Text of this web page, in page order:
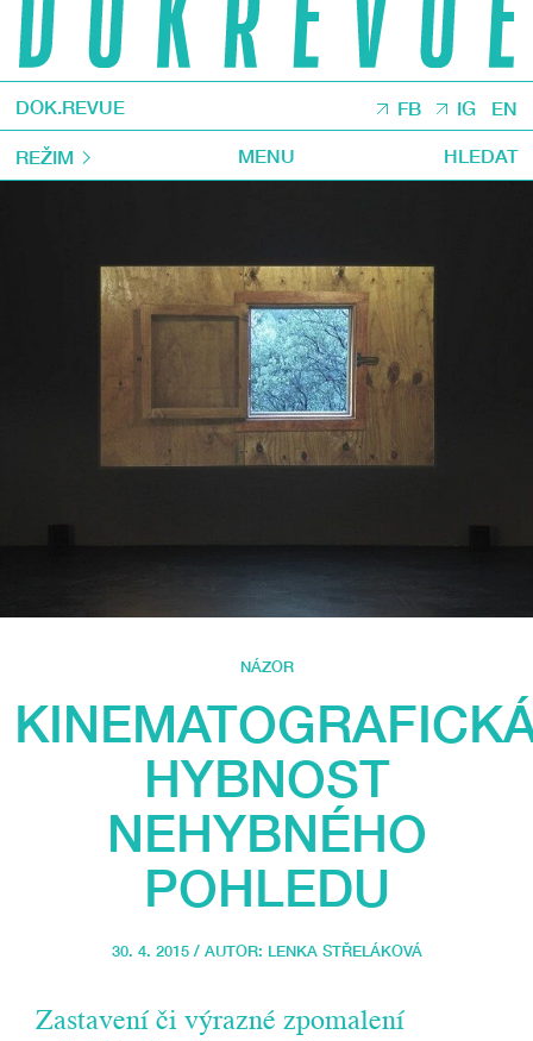
DOK.REVUE FB IG EN
REŽIM MENU HLEDAT
NÁZOR
HYBNOST
NEHYBNÉHO
POHLEDU
30. 4. 2015 / AUTOR: LENKA STŘELÁKOVÁ
Zastavení či výrazné zpomalení